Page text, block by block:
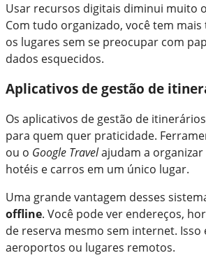
Usar recursos digitais diminui muito
Com tudo organizado, você tem
os lugares sem se preocupar com
dados esquecidos.
Aplicativos de gestão de
Os aplicativos de gestão de
para quem quer praticidade.
ou o Google Travelajudam a organizar
hotéis e carros em um único lugar.
Uma grande vantagem desses
offline. Você pode ver endereços,
de reserva mesmo sem internet.
aeroportos ou lugares remotos.